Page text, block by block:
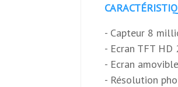
- Capteur 8
- Ecran TFT
- Ecran
- Résolution